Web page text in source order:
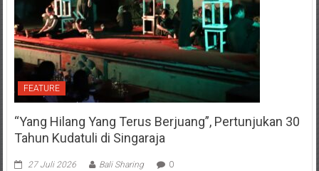
FEATURE
“Yang Hilang Yang Terus Berjuang”, Pertunjukan 30
Tahun Kudatuli di Singaraja
27 Juli 2026 Bali Sharing 0